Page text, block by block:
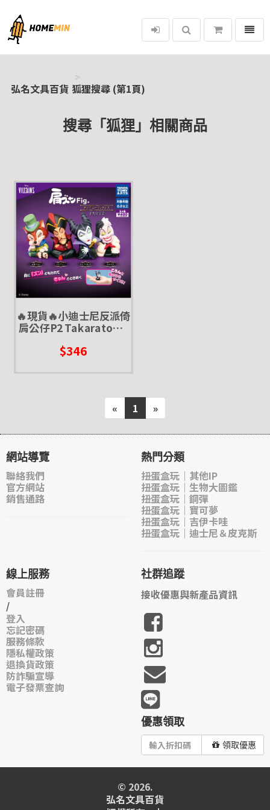
弘名文具百貨
選單
弘名文具百貨 狐狸搜尋 (第1頁)
搜尋「狐狸」相關商品
🔥現貨🔥小迪士尼反派倚
肩公仔P2 Takaratomy
黑魔女 庫伊拉
$346
« 1 »
網站導覽
聯絡我們
官方網站
銷售通路
熱門分類
扭蛋盒玩｜其他IP
扭蛋盒玩｜生物大圖鑑
扭蛋盒玩｜鋼彈
扭蛋盒玩｜寶可夢
扭蛋盒玩｜吉伊卡哇
扭蛋盒玩｜迪士尼＆皮克斯
線上服務
會員註冊
/
登入
忘記密碼
服務條款
隱私權政策
退換貨政策
防詐騙宣導
電子發票查詢
社群追蹤
接收優惠與新產品資訊
優惠領取
領取優惠
© 2026.
弘名文具百貨